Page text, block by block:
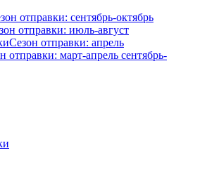
отправки: сентябрь-октябрь
отправки: июль-август
Сезон отправки: апрель
отправки: март-апрель сентябрь-